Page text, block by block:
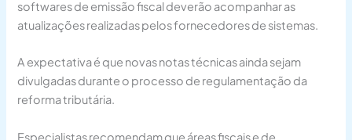
softwares de emissão fiscal deverão acompanhar as
atualizações realizadas pelos fornecedores de sistemas.
A expectativa é que novas notas técnicas ainda sejam
divulgadas durante o processo de regulamentação da
reforma tributária.
Especialistas recomendam que áreas fiscais e de